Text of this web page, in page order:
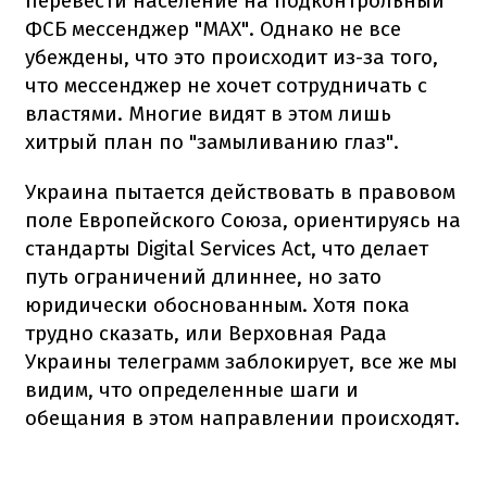
ФСБ мессенджер "MAX". Однако не все
убеждены, что это происходит из-за того,
что мессенджер не хочет сотрудничать с
властями. Многие видят в этом лишь
хитрый план по "замыливанию глаз".
Украина пытается действовать в правовом
поле Европейского Союза, ориентируясь на
стандарты Digital Services Act, что делает
путь ограничений длиннее, но зато
юридически обоснованным. Хотя пока
трудно сказать, или Верховная Рада
Украины телеграмм заблокирует, все же мы
видим, что определенные шаги и
обещания в этом направлении происходят.